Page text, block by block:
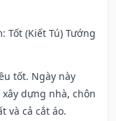
Tốt (Kiết Tú) Tướng
tốt. Ngày này
dựng nhà, chôn
và cả cắt áo.